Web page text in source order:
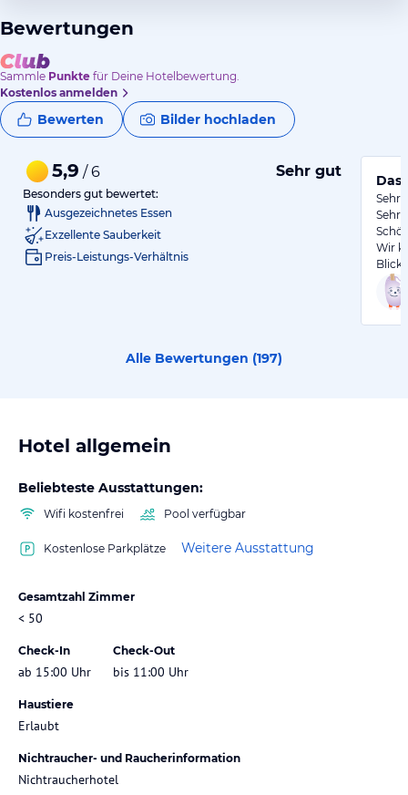
Bewertungen
Sammle Punkte für Deine Hotelbewertung.
Kostenlos anmelden
Bewerten Bilder hochladen
5,9 / 6 Sehr gut
Besonders gut bewertet:
Ausgezeichnetes Essen
Exzellente Sauberkeit
Preis-Leistungs-Verhältnis
Das
Sehr
Sehr
Wir
Alle Bewertungen (197)
Hotel allgemein
Beliebteste Ausstattungen:
Wifi kostenfrei Pool verfügbar
Kostenlose Parkplätze Weitere Ausstattung
Gesamtzahl Zimmer
< 50
Check-In
ab 15:00 Uhr
Check-Out
bis 11:00 Uhr
Haustiere
Erlaubt
Nichtraucher- und Raucherinformation
Nichtraucherhotel